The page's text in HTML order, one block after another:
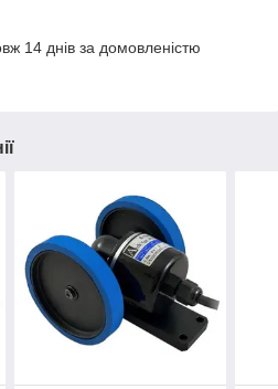
14 днів за домовленістю